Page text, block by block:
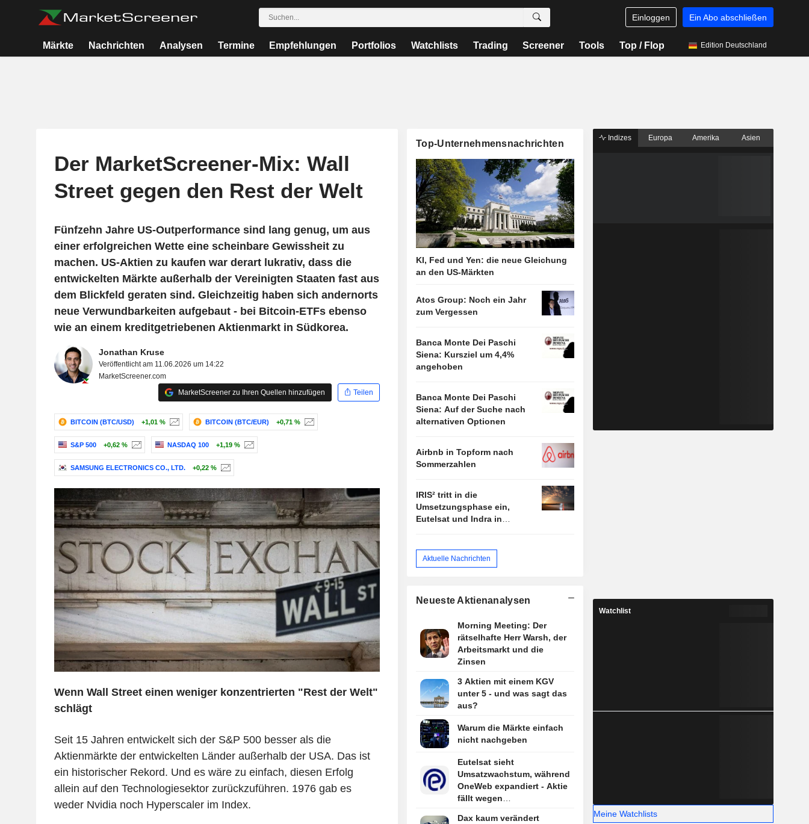
Einloggen Ein Abo abschließen
Märkte Nachrichten Analysen Termine Empfehlungen Portfolios Watchlists Trading Screener Tools Top / Flop Edition Deutschland
Der MarketScreener-Mix: Wall
Street gegen den Rest der Welt
Fünfzehn Jahre US-Outperformance sind lang genug, um aus
einer erfolgreichen Wette eine scheinbare Gewissheit zu
machen. US-Aktien zu kaufen war derart lukrativ, dass die
entwickelten Märkte außerhalb der Vereinigten Staaten fast aus
dem Blickfeld geraten sind. Gleichzeitig haben sich andernorts
neue Verwundbarkeiten aufgebaut - bei Bitcoin-ETFs ebenso
wie an einem kreditgetriebenen Aktienmarkt in Südkorea.
Jonathan Kruse
Veröffentlicht am 11.06.2026 um 14:22
MarketScreener.com
MarketScreener zu Ihren Quellen hinzufügen
Teilen
BITCOIN (BTC/USD) +1,01 % BITCOIN (BTC/EUR) +0,71 %
S&P 500 +0,62 % NASDAQ 100 +1,19 %
SAMSUNG ELECTRONICS CO., LTD. +0,22 %
Wenn Wall Street einen weniger konzentrierten "Rest der Welt"
schlägt
Seit 15 Jahren entwickelt sich der S&P 500 besser als die
Aktienmärkte der entwickelten Länder außerhalb der USA. Das ist
ein historischer Rekord. Und es wäre zu einfach, diesen Erfolg
allein auf den Technologiesektor zurückzuführen. 1976 gab es
weder Nvidia noch Hyperscaler im Index.
Top-Unternehmensnachrichten
KI, Fed und Yen: die neue Gleichung
an den US-Märkten
Atos Group: Noch ein Jahr
zum Vergessen
Banca Monte Dei Paschi
Siena: Kursziel um 4,4%
angehoben
Banca Monte Dei Paschi
Siena: Auf der Suche nach
alternativen Optionen
Airbnb in Topform nach
Sommerzahlen
IRIS² tritt in die
Umsetzungsphase ein,
Eutelsat und Indra in
Aktuelle Nachrichten
Neueste Aktienanalysen
Morning Meeting: Der
rätselhafte Herr Warsh, der
Arbeitsmarkt und die
Zinsen
3 Aktien mit einem KGV
unter 5 - und was sagt das
aus?
Warum die Märkte einfach
nicht nachgeben
Eutelsat sieht
Umsatzwachstum, während
OneWeb expandiert - Aktie
fällt wegen
Dax kaum verändert
Indizes Europa Amerika Asien
Watchlist
Meine Watchlists